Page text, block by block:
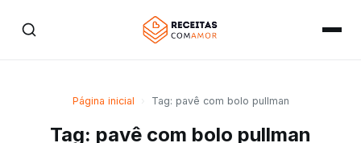
Página inicial Tag: pavê com bolo pullman
Tag: pavê com bolo pullman